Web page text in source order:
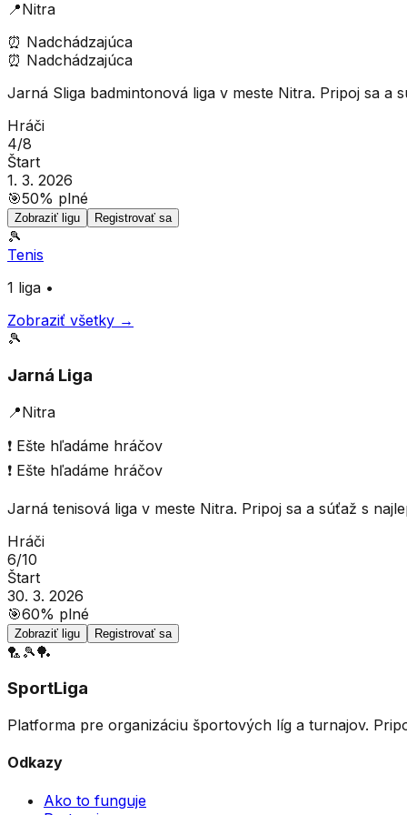
📍Nitra
⏰ Nadchádzajúca
⏰ Nadchádzajúca
Jarná Sliga badmintonová liga v meste Nitra. Pripoj sa a
Hráči
4/8
Štart
1. 3. 2026
🎯50% plné
Zobraziť ligu Registrovať sa
🎾
Tenis
1 liga •
Zobraziť všetky →
🎾
Jarná Liga
📍Nitra
❗ Ešte hľadáme hráčov
❗ Ešte hľadáme hráčov
Jarná tenisová liga v meste Nitra. Pripoj sa a súťaž s
Hráči
6/10
Štart
30. 3. 2026
🎯60% plné
Zobraziť ligu Registrovať sa
🏸 🎾🏓
SportLiga
Platforma pre organizáciu športových líg a turnajov.
Odkazy
Ako to funguje